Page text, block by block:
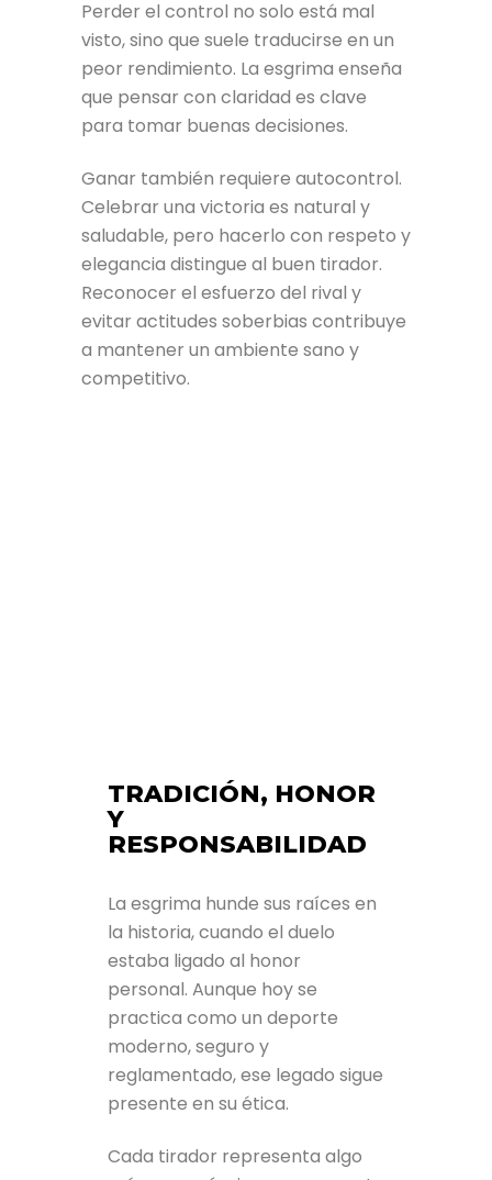
Perder el control no solo está mal
visto, sino que suele traducirse en un
peor rendimiento. La esgrima enseña
que pensar con claridad es clave
para tomar buenas decisiones.
Ganar también requiere autocontrol.
Celebrar una victoria es natural y
saludable, pero hacerlo con respeto y
elegancia distingue al buen tirador.
Reconocer el esfuerzo del rival y
evitar actitudes soberbias contribuye
a mantener un ambiente sano y
competitivo.
TRADICIÓN, HONOR
Y
RESPONSABILIDAD
La esgrima hunde sus raíces en
la historia, cuando el duelo
estaba ligado al honor
personal. Aunque hoy se
practica como un deporte
moderno, seguro y
reglamentado, ese legado sigue
presente en su ética.
Cada tirador representa algo